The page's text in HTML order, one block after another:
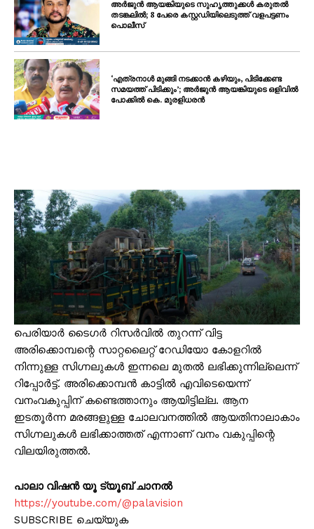
അർജുൻ ആയങ്കിയുടെ സുഹൃത്തുക്കൾ കരുതൽ
തടങ്കലിൽ; 8 പേരെ കസ്റ്റഡിയിലെടുത്ത് വളപട്ടണം
പൊലീസ്
‘എത്രനാൾ മുങ്ങി നടക്കാൻ കഴിയും, പിടിക്കേണ്ട
സമയത്ത് പിടിക്കും’; അർജുൻ ആയങ്കിയുടെ ഒളിവിൽ
പോക്കിൽ കെ. മുരളിധരൻ
പെരിയാർ ടൈഗർ റിസർവിൽ തുറന്ന് വിട്ട
അരിക്കൊമ്പന്റെ സാറ്റലൈറ്റ് റേഡിയോ കോളറിൽ
നിന്നുള്ള സിഗ്നലുകൾ ഇന്നലെ മുതൽ ലഭിക്കുന്നില്ലെന്ന്
റിപ്പോർട്ട്. അരിക്കൊമ്പൻ കാട്ടിൽ എവിടെയെന്ന്
വനംവകുപ്പിന് കണ്ടെത്താനും ആയിട്ടില്ല. ആന
ഇടതൂർന്ന മരങ്ങളുള്ള ചോലവനത്തിൽ ആയതിനാലാകാം
സിഗ്നലുകൾ ലഭിക്കാത്തത് എന്നാണ് വനം വകുപ്പിന്റെ
വിലയിരുത്തൽ.
പാലാ വിഷൻ യൂ ട്യൂബ് ചാനൽ
https://youtube.com/@palavision
SUBSCRIBE ചെയ്യുക